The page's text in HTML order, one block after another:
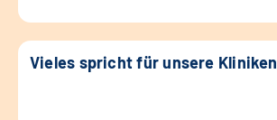
Vieles spricht für unsere Kliniken